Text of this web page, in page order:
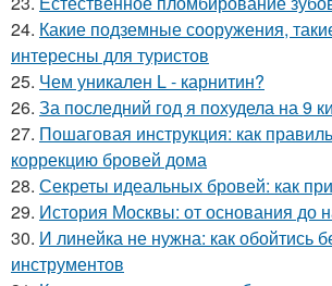
24. Какие подземные сооружения,
интересны для туристов
25. Чем уникален L - карнитин?
26. За последний год я похудела на 9
27. Пошаговая инструкция: как
коррекцию бровей дома
28. Секреты идеальных бровей: как
29. История Москвы: от основания до
30. И линейка не нужна: как обойтись
инструментов